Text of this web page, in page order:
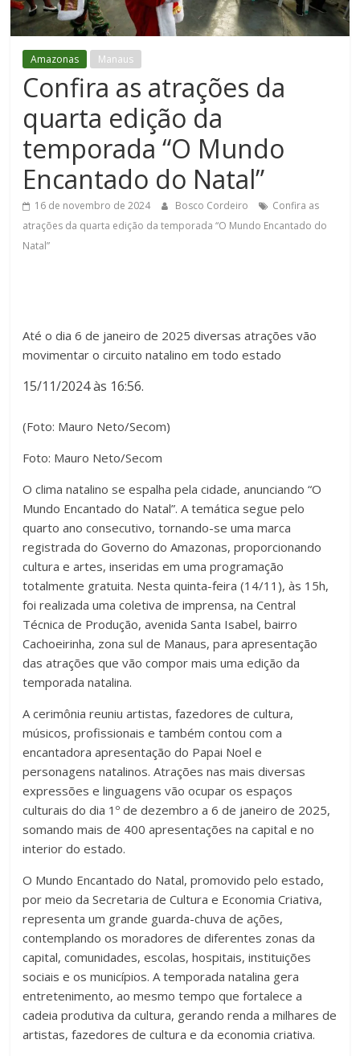
Figueiredo
Amazonas Manaus
Confira as atrações da
quarta edição da
temporada “O Mundo
Encantado do Natal”
16 de novembro de 2024 Bosco Cordeiro
Confira as
atrações da quarta edição da temporada “O Mundo Encantado do
Natal”
Até o dia 6 de janeiro de 2025 diversas atrações vão
movimentar o circuito natalino em todo estado
15/11/2024 às 16:56.
(Foto: Mauro Neto/Secom)
Foto: Mauro Neto/Secom
O clima natalino se espalha pela cidade, anunciando “O
Mundo Encantado do Natal”. A temática segue pelo
quarto ano consecutivo, tornando-se uma marca
registrada do Governo do Amazonas, proporcionando
cultura e artes, inseridas em uma programação
totalmente gratuita. Nesta quinta-feira (14/11), às 15h,
foi realizada uma coletiva de imprensa, na Central
Técnica de Produção, avenida Santa Isabel, bairro
Cachoeirinha, zona sul de Manaus, para apresentação
das atrações que vão compor mais uma edição da
temporada natalina.
A cerimônia reuniu artistas, fazedores de cultura,
músicos, profissionais e também contou com a
encantadora apresentação do Papai Noel e
personagens natalinos. Atrações nas mais diversas
expressões e linguagens vão ocupar os espaços
culturais do dia 1º de dezembro a 6 de janeiro de 2025,
somando mais de 400 apresentações na capital e no
interior do estado.
O Mundo Encantado do Natal, promovido pelo estado,
por meio da Secretaria de Cultura e Economia Criativa,
representa um grande guarda-chuva de ações,
contemplando os moradores de diferentes zonas da
capital, comunidades, escolas, hospitais, instituições
sociais e os municípios. A temporada natalina gera
entretenimento, ao mesmo tempo que fortalece a
cadeia produtiva da cultura, gerando renda a milhares de
artistas, fazedores de cultura e da economia criativa.